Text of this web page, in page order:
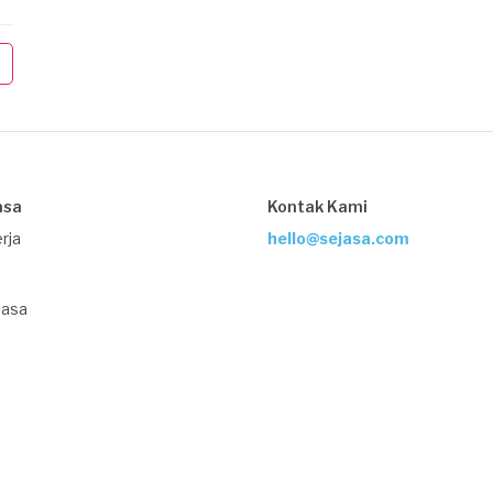
Kontak Kami
hello@sejasa.com